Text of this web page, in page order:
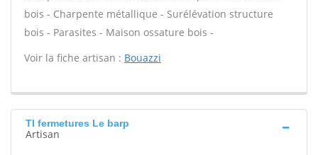
bois - Charpente métallique - Surélévation structure
bois - Parasites - Maison ossature bois -
Voir la fiche artisan : Bouazzi
Tl fermetures Le barp
Artisan